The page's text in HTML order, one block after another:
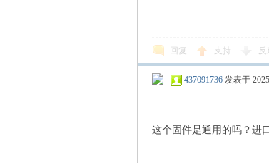
回复 支持
437091736 发表于
这个固件是通用的吗？进